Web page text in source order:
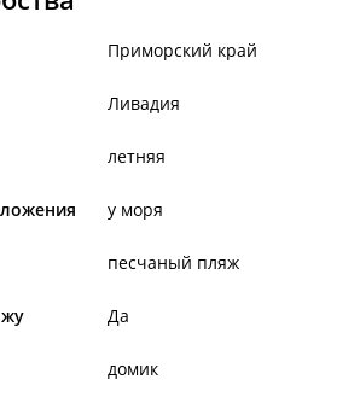
Приморский край
Ливадия
летняя
у моря
песчаный пляж
Да
домик